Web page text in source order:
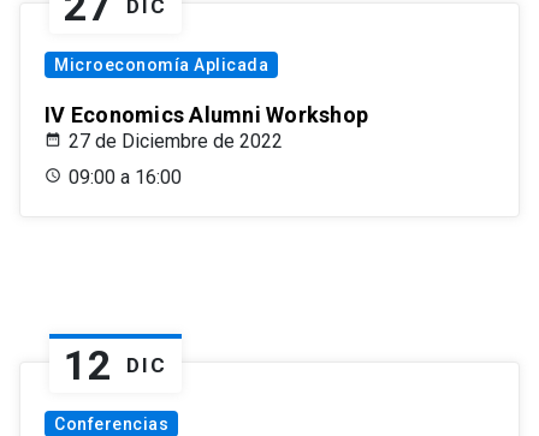
DIC
Microeconomía Aplicada
IV Economics Alumni Workshop
27 de Diciembre de 2022
09:00 a 16:00
12 DIC
Conferencias